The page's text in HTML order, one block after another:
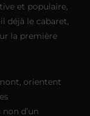
et populaire,
déjà le cabaret,
la première
orientent
d’un